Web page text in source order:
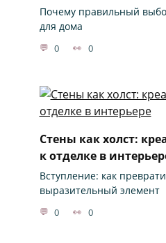
Почему правильный
для дома
0 0
Стены как холст:
к отделке в
Вступление: как
выразительный элемент
0 0